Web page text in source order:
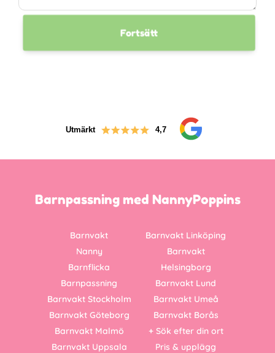
Fortsätt
Utmärkt 4,7
Barnpassning med NannyPoppins
Barnvakt
Nanny
Barnflicka
Barnpassning
Barnvakt Stockholm
Barnvakt Göteborg
Barnvakt Malmö
Barnvakt Uppsala
Barnvakt Linköping
Barnvakt
Helsingborg
Barnvakt Lund
Barnvakt Umeå
Barnvakt Borås
+ Sök efter din ort
Pris & upplägg